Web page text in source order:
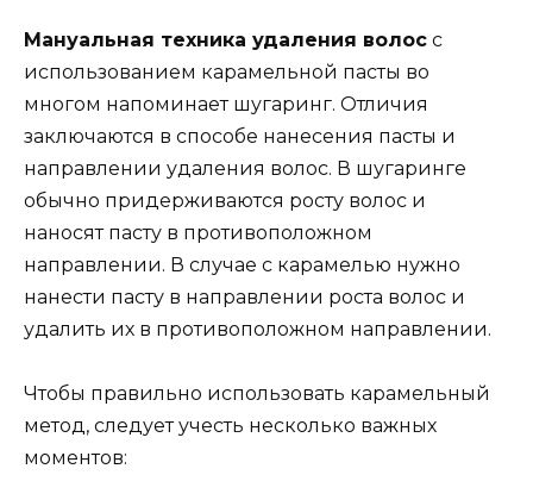
Мануальная техника удаления волос с
использованием карамельной пасты во
многом напоминает шугаринг. Отличия
заключаются в способе нанесения пасты и
направлении удаления волос. В шугаринге
обычно придерживаются росту волос и
наносят пасту в противоположном
направлении. В случае с карамелью нужно
нанести пасту в направлении роста волос и
удалить их в противоположном направлении.
Чтобы правильно использовать карамельный
метод, следует учесть несколько важных
моментов: